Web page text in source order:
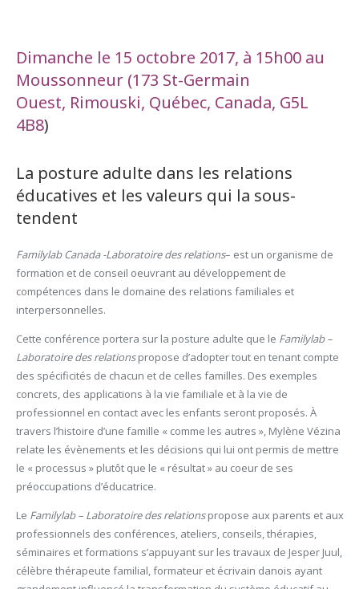
Dimanche le 15 octobre 2017, à 15h00 au
Moussonneur (173 St-Germain
Ouest, Rimouski, Québec, Canada, G5L
4B8)
La posture adulte dans les relations
éducatives et les valeurs qui la sous-
tendent
Familylab Canada -Laboratoire des relations– est un organisme de
formation et de conseil oeuvrant au développement de
compétences dans le domaine des relations familiales et
interpersonnelles.
Cette conférence portera sur la posture adulte que le Familylab –
Laboratoire des relationspropose d’adopter tout en tenant compte
des spécificités de chacun et de celles familles. Des exemples
concrets, des applications à la vie familiale et à la vie de
professionnel en contact avec les enfants seront proposés. À
travers l’histoire d’une famille « comme les autres », Mylène Vézina
relate les évènements et les décisions qui lui ont permis de mettre
le « processus » plutôt que le « résultat » au coeur de ses
préoccupations d’éducatrice.
Le Familylab – Laboratoire des relationspropose aux parents et aux
professionnels des conférences, ateliers, conseils, thérapies,
séminaires et formations s’appuyant sur les travaux de Jesper Juul,
célèbre thérapeute familial, formateur et écrivain danois ayant